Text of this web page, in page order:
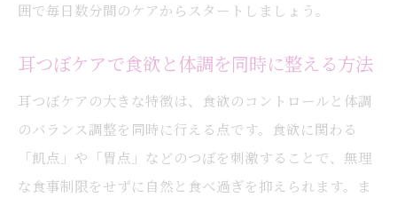
囲で毎日数分間のケアからスタートしましょう。
耳つぼケアで食欲と体調を同時に整える方法
耳つぼケアの大きな特徴は、食欲のコントロールと体調
のバランス調整を同時に行える点です。食欲に関わる
「飢点」や「胃点」などのつぼを刺激することで、無理
な食事制限をせずに自然と食べ過ぎを抑えられます。ま